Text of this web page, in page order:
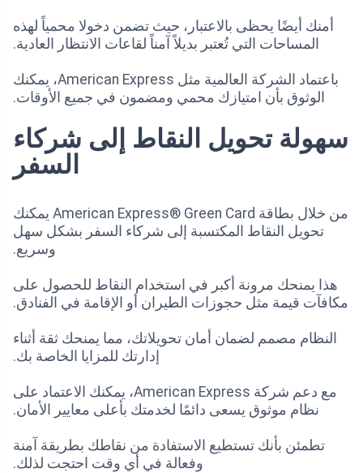
أمنك أيضًا يحظى بالاعتبار، حيث تضمن دخولا محمياً لهذه
المساحات التي تُعتبر بديلاً آمناً لقاعات الانتظار العادية.
باعتماد الشركة العالمية مثل American Express، يمكنك
الوثوق بأن امتيازك محمي ومضمون في جميع الأوقات.
سهولة تحويل النقاط إلى شركاء
السفر
من خلال بطاقة American Express® Green Card يمكنك
تحويل النقاط المكتسبة إلى شركاء السفر بشكل سهل
وسريع.
هذا يمنحك مرونة أكبر في استخدام النقاط للحصول على
مكافآت قيمة مثل حجوزات الطيران أو الإقامة في الفنادق.
النظام مصمم لضمان أمان تحويلاتك، مما يمنحك ثقة أثناء
إدارتك للمزايا الخاصة بك.
مع دعم شركة American Express، يمكنك الاعتماد على
نظام موثوق يسعى دائمًا لخدمتك بأعلى معايير الأمان.
تطمئن بأنك تستطيع الاستفادة من نقاطك بطريقة آمنة
وفعالة في أي وقت احتجت لذلك.